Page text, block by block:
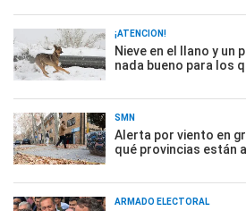
¡ATENCIÓN!
Nieve en el llano y
nada bueno para los
SMN
Alerta por viento en
qué provincias están
ARMADO ELECTORAL